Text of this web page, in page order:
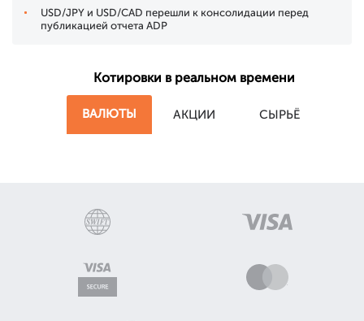
USD/JPY и USD/CAD перешли к консолидации перед
публикацией отчета ADP
Котировки в реальном времени
ВАЛЮТЫ АКЦИИ СЫРЬЁ